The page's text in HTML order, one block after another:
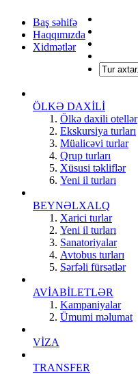
Baş səhifə
Haqqımızda
Xidmətlər
ÖLKƏ DAXİLİ
Ölkə daxili otellər
Ekskursiya turları
Müalicəvi turlar
Qrup turları
Xüsusi təkliflər
Yeni il turları
BEYNƏLXALQ
Xarici turlar
Yeni il turları
Sanatoriyalar
Avtobus turları
Sərfəli fürsətlər
AVİABİLETLƏR
Kampaniyalar
Ümumi məlumat
VİZA
TRANSFER